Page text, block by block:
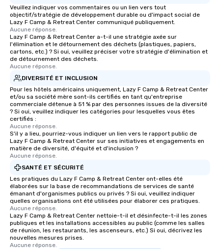
Veuillez indiquer vos commentaires ou un lien vers tout
objectif/stratégie de développement durable ou d'impact social de
Lazy F Camp & Retreat Center communiqué publiquement.
Aucune réponse.
Lazy F Camp & Retreat Center a-t-il une stratégie axée sur
l'élimination et le détournement des déchets (plastiques, papiers,
cartons, etc.) ? Si oui, veuillez préciser votre stratégie d'élimination et
de détournement des déchets.
Aucune réponse.
DIVERSITÉ ET INCLUSION
Pour les hôtels américains uniquement, Lazy F Camp & Retreat Center
et/ou sa société mère sont-ils certifiés en tant qu'entreprise
commerciale détenue à 51 % par des personnes issues de la diversité
? Si oui, veuillez indiquer les catégories pour lesquelles vous êtes
certifiés :
Aucune réponse.
S'il y a lieu, pourriez-vous indiquer un lien vers le rapport public de
Lazy F Camp & Retreat Center sur ses initiatives et engagements en
matière de diversité, d'équité et d'inclusion ?
Aucune réponse.
SANTÉ ET SÉCURITÉ
Les pratiques du Lazy F Camp & Retreat Center ont-elles été
élaborées sur la base de recommandations de services de santé
émanant d'organismes publics ou privés ? Si oui, veuillez indiquer
quelles organisations ont été utilisées pour élaborer ces pratiques.
Aucune réponse.
Lazy F Camp & Retreat Center nettoie-t-il et désinfecte-t-il les zones
publiques et les installations accessibles au public (comme les salles
de réunion, les restaurants, les ascenseurs, etc.) Si oui, décrivez les
nouvelles mesures prises.
Aucune réponse.